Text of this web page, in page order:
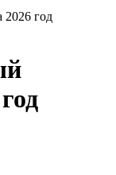
2026 год